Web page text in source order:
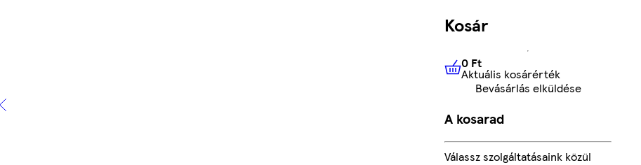
Kosár
0 FtAktuális kosárérték
0 Ft
Aktuális kosárérték
Bevásárlás elküldése
A kosarad
Válassz szolgáltatásaink közül